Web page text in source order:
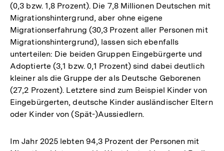
(0,3 bzw. 1,8 Prozent). Die 7,8 Millionen Deutschen mit
Migrationshintergrund, aber ohne eigene
Migrationserfahrung (30,3 Prozent aller Personen mit
Migrationshintergrund), lassen sich ebenfalls
unterteilen: Die beiden Gruppen Eingebürgerte und
Adoptierte (3,1 bzw. 0,1 Prozent) sind dabei deutlich
kleiner als die Gruppe der als Deutsche Geborenen
(27,2 Prozent). Letztere sind zum Beispiel Kinder von
Eingebürgerten, deutsche Kinder ausländischer Eltern
oder Kinder von (Spät-)Aussiedlern.
Im Jahr 2025 lebten 94,3 Prozent der Personen mit